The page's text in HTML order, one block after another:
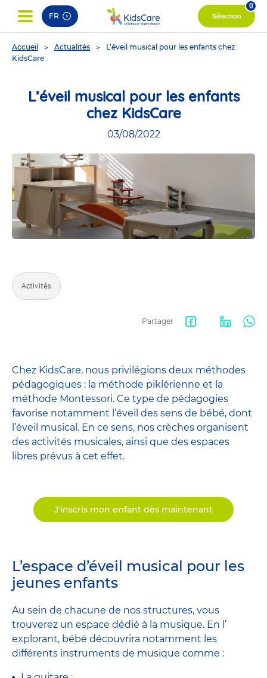
FR Sélection
0
You
are
Accueil Actualités
L’éveil musical pour les enfants chez
KidsCare
L’éveil musical pour les enfants
chez KidsCare
03/08/2022
Activités
Partager
Chez KidsCare, nous privilégions deux méthodes
pédagogiques : la méthode piklérienne et la
méthode Montessori. Ce type de pédagogies
favorise notamment l’éveil des sens de bébé, dont
l’éveil musical. En ce sens, nos crèches organisent
des activités musicales, ainsi que des espaces
libres prévus à cet effet.
J'inscris mon enfant dès maintenant
L’espace d’éveil musical pour les
jeunes enfants
Au sein de chacune de nos structures, vous
trouverez un espace dédié à la musique. En l’
explorant, bébé découvrira notamment les
différents instruments de musique comme :